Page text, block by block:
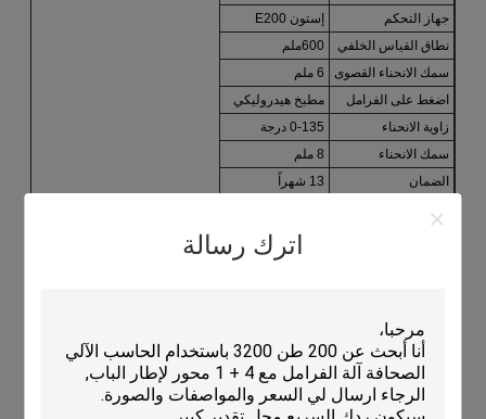
اترك رسالة
جهاز التحكم
إستون E200
نطاق القياس الخلفي
600ملم
سمك الانحناء القصوى
6 ملم
اضغط على الفرامل
مطبخ هيدروليكي
زاوية الانحناء
0-135 درجة
سمك الانحناء
8 ملم
الضمان
13 شهراً
مناسبة للاستخدام في صناعة البناء لإنحناء المكونات المعدنية لهياكل
البناءهذه الآلة إضافة رائعة لأي ورشة عمل مع ميزاتها والقدرات
المتقدمة.
تم تصميم CNC Press Brake لتكون سهلة الاستخدام ويمكن تشغيلها